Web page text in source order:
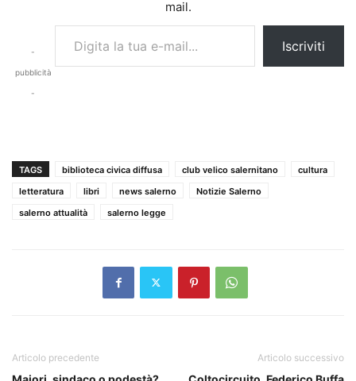
mail.
-
pubblicità
-
Digita la tua e-mail...
Iscriviti
TAGS biblioteca civica diffusa club velico salernitano
cultura
letteratura
libri news salerno
Notizie Salerno
salerno attualità
salerno legge
Articolo precedente Articolo successivo